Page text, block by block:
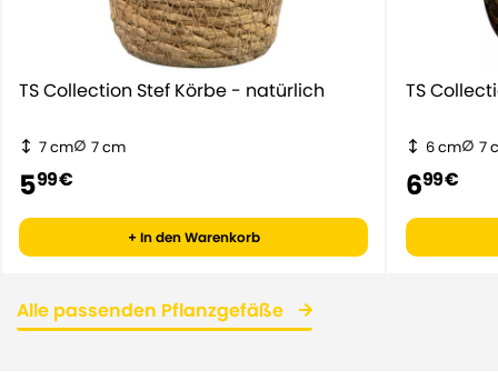
TS Collection Stef Körbe - natürlich
7 cm 7 cm
599 €
+ In den Warenkorb
TS
6 cm 7
699 €
Alle passenden Pflanzgefäße